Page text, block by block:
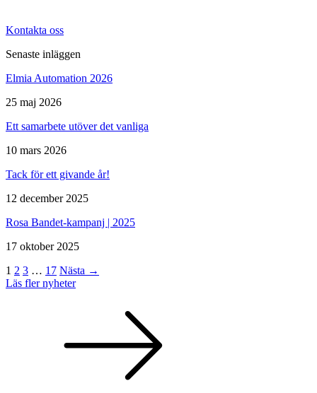
MätskalorRäknare / Displayer
LjusridåerLjustorn
Varningsljus
Övrigt
KablageESD / Antistatutrustning
Kontakta oss
Senaste inläggen
Elmia Automation 2026
25 maj 2026
Ett samarbete utöver det vanliga
10 mars 2026
Tack för ett givande år!
12 december 2025
Rosa Bandet-kampanj | 2025
17 oktober 2025
1 2 3 … 17 Nästa →
Läs fler nyheter